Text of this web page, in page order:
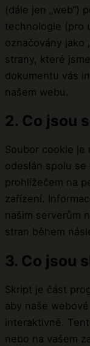
(dále jen „web“)
technologie (pro
označovány jako
strany, které
dokumentu vás
našem webu.
2. Co jsou
Soubor cookie je
odeslán spolu
prohlížečem na
zařízení.
našim serverům
stran během
3. Co jsou
Skript je část
aby naše
interaktivně.
nebo na vašem